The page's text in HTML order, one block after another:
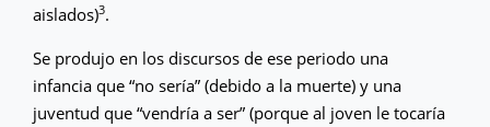
aislados)3.
Se produjo en los discursos de ese periodo una
infancia que “no sería” (debido a la muerte) y una
juventud que “vendría a ser” (porque al joven le tocaría